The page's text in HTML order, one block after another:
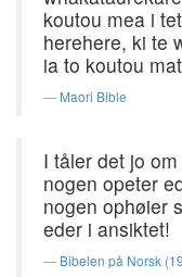
koutou mea i
herehere, ki te
ia to koutou
Maori Bible
I tåler det jo
nogen opeter
nogen ophøier
eder i ansiktet!
Bibelen på Norsk